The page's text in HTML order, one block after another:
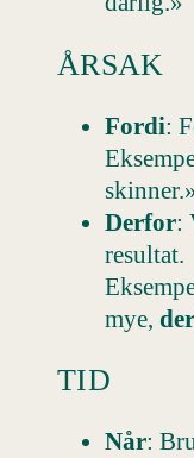
ÅRSAK
Fordi:
Derfor:
resultat.
mye,
TID
Når: